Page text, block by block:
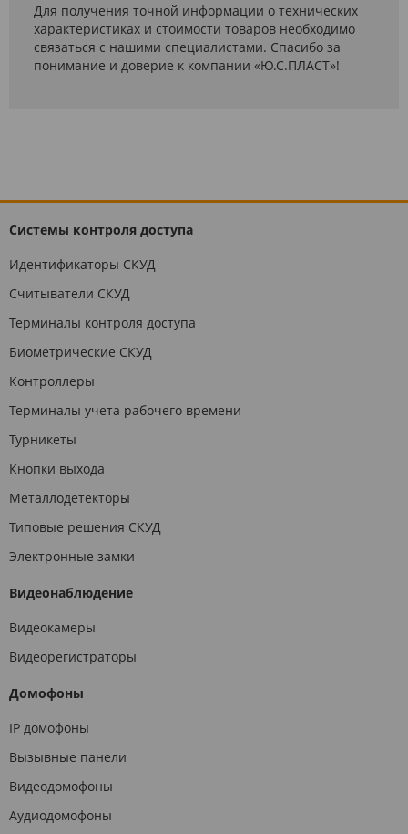
Для получения точной информации о технических
характеристиках и стоимости товаров необходимо
связаться с нашими специалистами. Спасибо за
понимание и доверие к компании «Ю.С.ПЛАСТ»!
Системы контроля доступа
Идентификаторы СКУД
Считыватели СКУД
Терминалы контроля доступа
Биометрические СКУД
Контроллеры
Терминалы учета рабочего времени
Турникеты
Кнопки выхода
Металлодетекторы
Типовые решения СКУД
Электронные замки
Видеонаблюдение
Видеокамеры
Видеорегистраторы
Домофоны
IP домофоны
Вызывные панели
Видеодомофоны
Аудиодомофоны